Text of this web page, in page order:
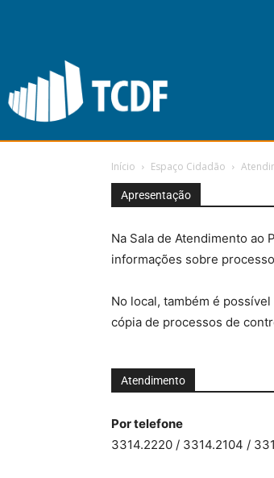
Início Espaço Cidadão
Apresentação
Na Sala de Atendimento ao
informações sobre
No local, também é
cópia de processos de
Atendimento
Por telefone
3314.2220 / 3314.2104 /